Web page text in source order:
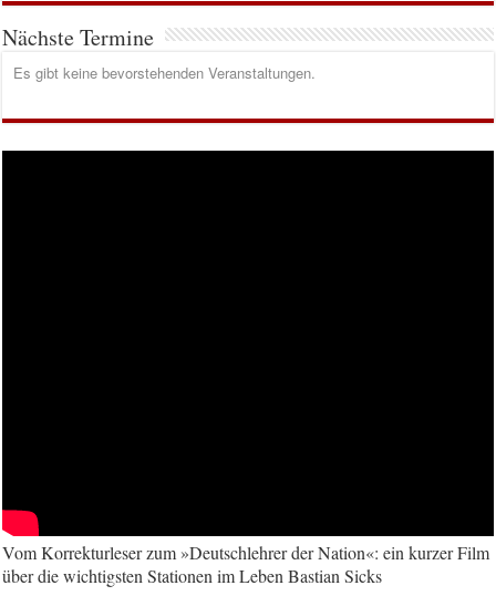
Nächste Termine
Es gibt keine bevorstehenden Veranstaltungen.
Vom Korrekturleser zum »Deutschlehrer der Nation«: ein kurzer Film
über die wichtigsten Stationen im Leben Bastian Sicks